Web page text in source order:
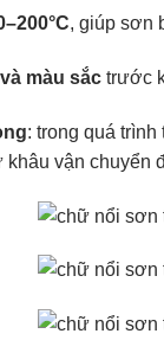
, giúp sơn
màu sắctrước
: trong quá trình
vận chuyển